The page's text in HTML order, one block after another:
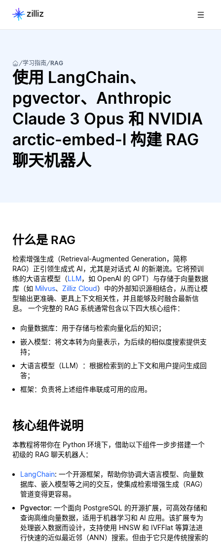
学习指南 RAG
使用 LangChain、
pgvector、Anthropic
Claude 3 Opus 和 NVIDIA
arctic-embed-l 构建 RAG
聊天机器人
什么是 RAG
检索增强生成（Retrieval-Augmented Generation，简称
RAG）正引领生成式 AI，尤其是对话式 AI 的新潮流。它将预训
练的大语言模型（LLM，如 OpenAI 的 GPT）与存储于向量数据
库（如 Milvus、 Zilliz Cloud）中的外部知识源相结合，从而让模
型输出更准确、更具上下文相关性，并且能够及时融合最新信
息。 一个完整的 RAG 系统通常包含以下四大核心组件：
向量数据库：用于存储与检索向量化后的知识；
嵌入模型：将文本转为向量表示，为后续的相似度搜索提供支
持；
大语言模型（LLM）：根据检索到的上下文和用户提问生成回
答；
框架：负责将上述组件串联成可用的应用。
核心组件说明
本教程将带你在 Python 环境下，借助以下组件一步步搭建一个
初级的 RAG 聊天机器人：
LangChain: 一个开源框架，帮助你协调大语言模型、向量数
据库、嵌入模型等之间的交互，使集成检索增强生成（RAG）
管道变得更容易。
Pgvector: 一个面向 PostgreSQL 的开源扩展，可高效存储和
查询高维向量数据，适用于机器学习和 AI 应用。该扩展专为
处理嵌入数据而设计，支持使用 HNSW 和 IVFFlat 等算法进
行快速的近似最近邻（ANN）搜索。但由于它只是传统搜索的